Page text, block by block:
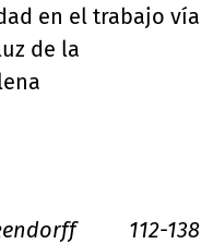
en el trabajo vía
de la
112-138